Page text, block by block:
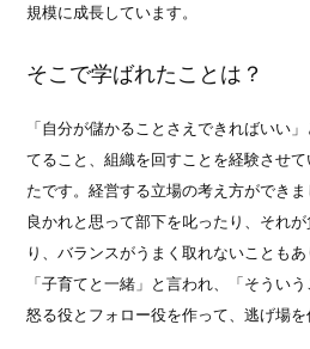
規模に成長しています。
そこで学ばれたことは？
「自分が儲かることさえできればいい
てること、組織を回すことを経験させ
たです。経営する立場の考え方ができま
良かれと思って部下を叱ったり、それ
り、バランスがうまく取れないことも
「子育てと一緒」と言われ、「そうい
怒る役とフォロー役を作って、逃げ場を